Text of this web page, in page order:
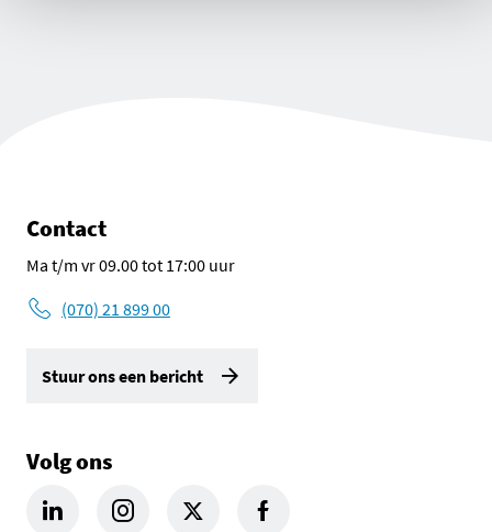
Contact
Ma t/m vr 09.00 tot 17:00 uur
(070) 21 899 00
Stuur ons een bericht
Volg ons
LinkedIn Omgevingsdienst Haaglanden (opent in een nieuw
Instagram Omgevingsdienst Haaglanden (opent in
X Omgevingsdienst Haaglanden (opent in
Facebook Omgevingsdienst